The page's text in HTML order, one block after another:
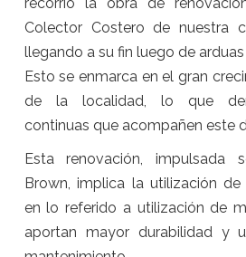
recorrió la obra de
Colector Costero de nuestra
llegando a su fin luego de
Esto se enmarca en el gran
de la localidad, lo que
continuas que acompañen este
Esta renovación, impulsada
Brown, implica la utilización
en lo referido a utilización de
aportan mayor durabilidad y